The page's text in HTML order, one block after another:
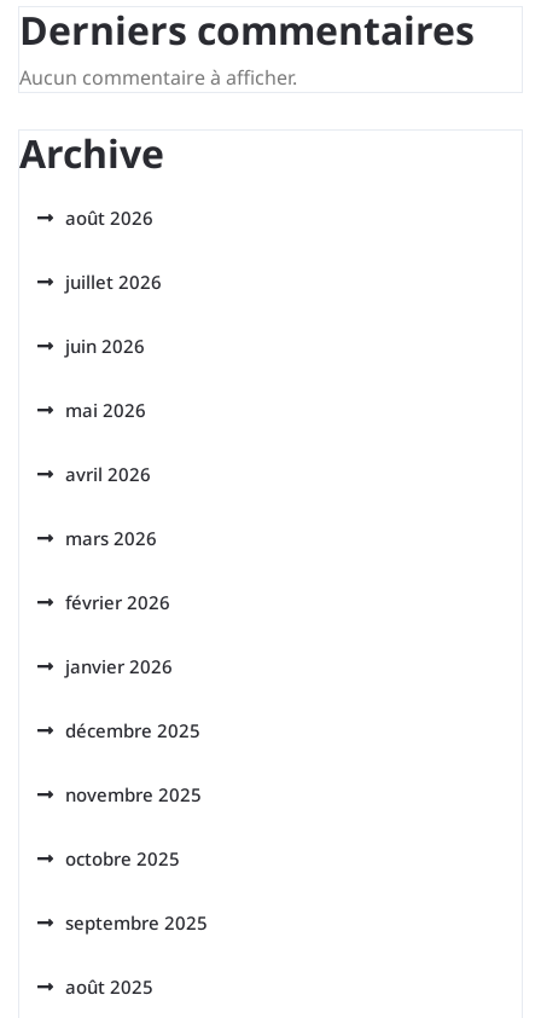
Derniers commentaires
Aucun commentaire à afficher.
Archive
août 2026
juillet 2026
juin 2026
mai 2026
avril 2026
mars 2026
février 2026
janvier 2026
décembre 2025
novembre 2025
octobre 2025
septembre 2025
août 2025